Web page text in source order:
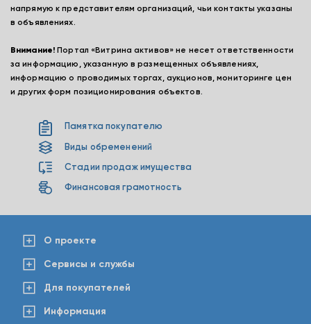
напрямую к представителям организаций, чьи контакты указаны
в объявлениях.
Внимание! Портал «Витрина активов» не несет ответственности
за информацию, указанную в размещенных объявлениях,
информацию о проводимых торгах, аукционов, мониторинге цен
и других форм позиционирования объектов.
Памятка покупателю
Виды обременений
Стадии продаж имущества
Финансовая грамотность
О проекте
Сервисы и службы
Для покупателей
Информация